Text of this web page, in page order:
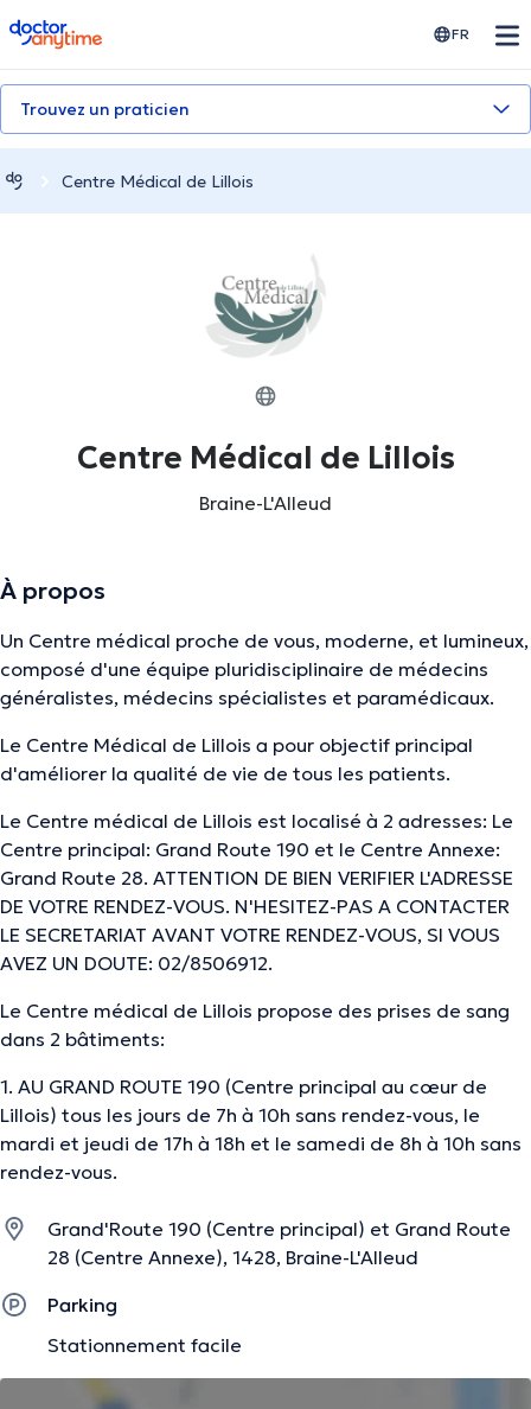
doctoranytime FR
Trouvez un praticien
Centre Médical de Lillois
Centre Médical de Lillois
Braine-L'Alleud
À propos
Un Centre médical proche de vous, moderne, et lumineux,
composé d'une équipe pluridisciplinaire de médecins
généralistes, médecins spécialistes et paramédicaux.
Le Centre Médical de Lillois a pour objectif principal
d'améliorer la qualité de vie de tous les patients.
Le Centre médical de Lillois est localisé à 2 adresses: Le
Centre principal: Grand Route 190 et le Centre Annexe:
Grand Route 28. ATTENTION DE BIEN VERIFIER L'ADRESSE
DE VOTRE RENDEZ-VOUS. N'HESITEZ-PAS A CONTACTER
LE SECRETARIAT AVANT VOTRE RENDEZ-VOUS, SI VOUS
AVEZ UN DOUTE: 02/8506912.
Le Centre médical de Lillois propose des prises de sang
dans 2 bâtiments:
1. AU GRAND ROUTE 190 (Centre principal au cœur de
Lillois) tous les jours de 7h à 10h sans rendez-vous, le
mardi et jeudi de 17h à 18h et le samedi de 8h à 10h sans
rendez-vous.
Grand'Route 190 (Centre principal) et Grand Route
28 (Centre Annexe), 1428, Braine-L'Alleud
Parking
Stationnement facile